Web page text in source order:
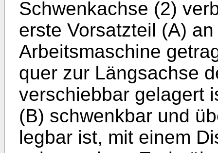
Schwenkachse (2)
erste Vorsatzteil (A)
Arbeitsmaschine
quer zur Längsachse
verschiebbar gelagert
(B) schwenkbar und
legbar ist, mit einem